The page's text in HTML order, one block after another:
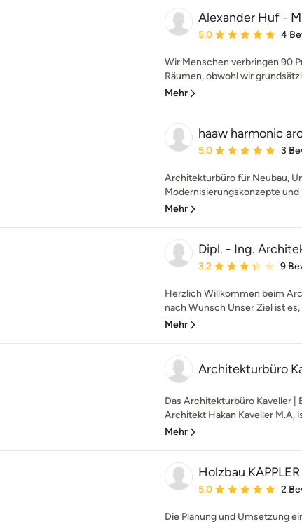
Alexander Huf -
Durchschnittliche
5,0 4
Wir Menschen verbringen 90
Räumen, obwohl wir
Mehr
haaw harmonic
Durchschnittliche
5,0 3
Architekturbüro für Neubau,
Modernisierungskonzepte
Mehr
Dipl. - Ing.
Durchschnittliche
3,2 9
Herzlich Willkommen beim
nach Wunsch Unser Ziel ist es,
Mehr
Architekturbüro
Das Architekturbüro Kaveller |
Architekt Hakan Kaveller M.A,
Mehr
Holzbau
Durchschnittliche
5,0 2
Die Planung und Umsetzung